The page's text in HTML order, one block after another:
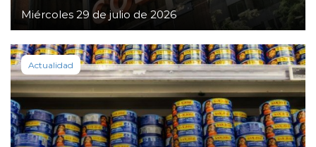
Miércoles 29 de julio de 2026
Actualidad